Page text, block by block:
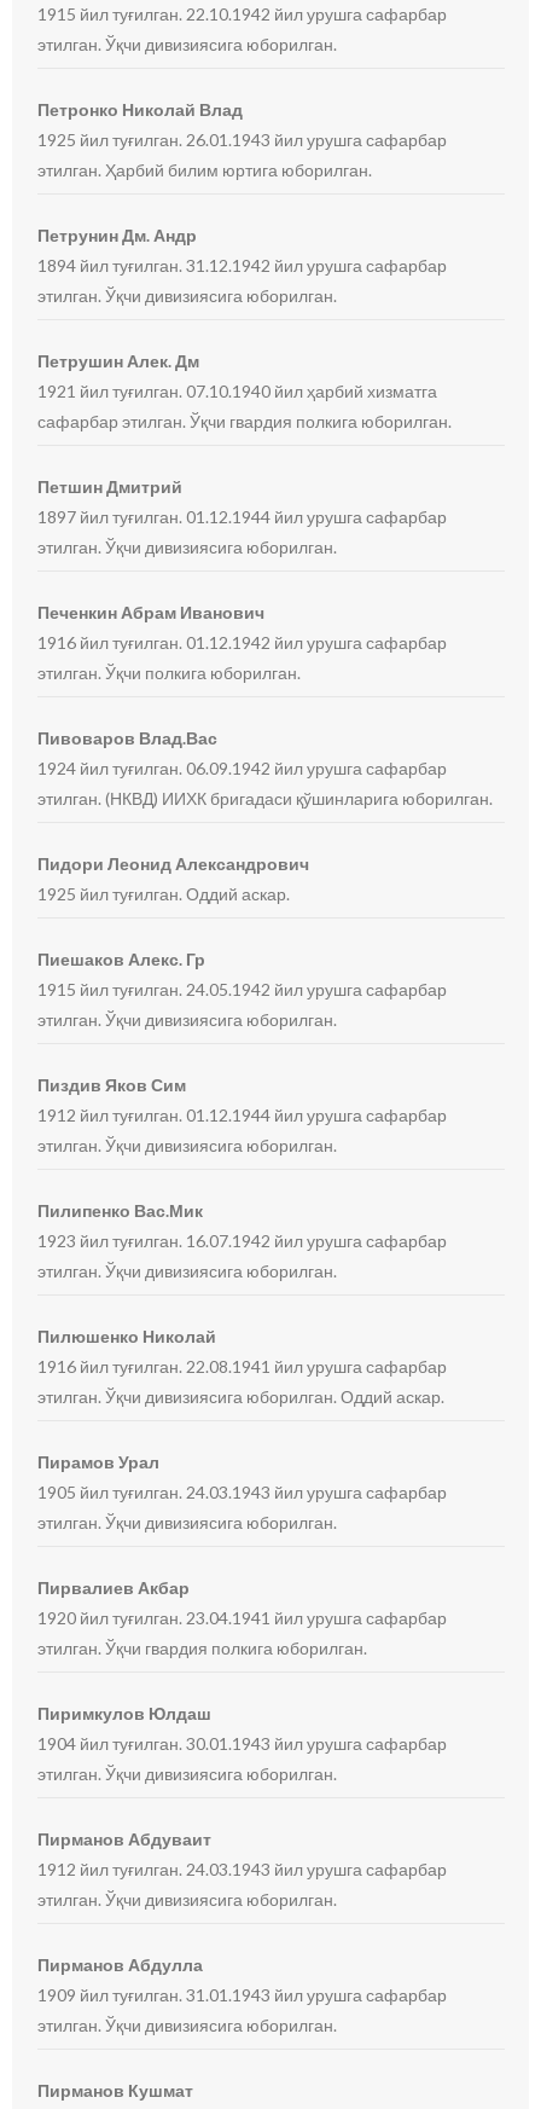
1915 йил туғилган. 22.10.1942 йил урушга сафарбар
этилган. Ўқчи дивизиясига юборилган.
Петронко Николай Влад
1925 йил туғилган. 26.01.1943 йил урушга сафарбар
этилган. Ҳарбий билим юртига юборилган.
Петрунин Дм. Андр
1894 йил туғилган. 31.12.1942 йил урушга сафарбар
этилган. Ўқчи дивизиясига юборилган.
Петрушин Алек. Дм
1921 йил туғилган. 07.10.1940 йил ҳарбий хизматга
сафарбар этилган. Ўқчи гвардия полкига юборилган.
Петшин Дмитрий
1897 йил туғилган. 01.12.1944 йил урушга сафарбар
этилган. Ўқчи дивизиясига юборилган.
Печенкин Абрам Иванович
1916 йил туғилган. 01.12.1942 йил урушга сафарбар
этилган. Ўқчи полкига юборилган.
Пивоваров Влад.Вас
1924 йил туғилган. 06.09.1942 йил урушга сафарбар
этилган. (НКВД) ИИХК бригадаси қўшинларига юборилган.
Пидори Леонид Александрович
1925 йил туғилган. Оддий аскар.
Пиешаков Алекс. Гр
1915 йил туғилган. 24.05.1942 йил урушга сафарбар
этилган. Ўқчи дивизиясига юборилган.
Пиздив Яков Сим
1912 йил туғилган. 01.12.1944 йил урушга сафарбар
этилган. Ўқчи дивизиясига юборилган.
Пилипенко Вас.Мик
1923 йил туғилган. 16.07.1942 йил урушга сафарбар
этилган. Ўқчи дивизиясига юборилган.
Пилюшенко Николай
1916 йил туғилган. 22.08.1941 йил урушга сафарбар
этилган. Ўқчи дивизиясига юборилган. Оддий аскар.
Пирамов Урал
1905 йил туғилган. 24.03.1943 йил урушга сафарбар
этилган. Ўқчи дивизиясига юборилган.
Пирвалиев Акбар
1920 йил туғилган. 23.04.1941 йил урушга сафарбар
этилган. Ўқчи гвардия полкига юборилган.
Пиримкулов Юлдаш
1904 йил туғилган. 30.01.1943 йил урушга сафарбар
этилган. Ўқчи дивизиясига юборилган.
Пирманов Абдуваит
1912 йил туғилган. 24.03.1943 йил урушга сафарбар
этилган. Ўқчи дивизиясига юборилган.
Пирманов Абдулла
1909 йил туғилган. 31.01.1943 йил урушга сафарбар
этилган. Ўқчи дивизиясига юборилган.
Пирманов Кушмат